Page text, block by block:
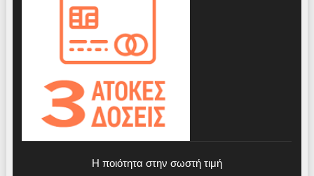
Η ποιότητα στην σωστή τιμή